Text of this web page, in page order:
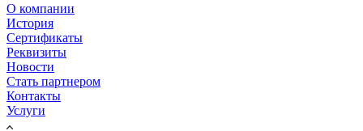
О компании
История
Сертификаты
Реквизиты
Новости
Стать партнером
Контакты
Услуги